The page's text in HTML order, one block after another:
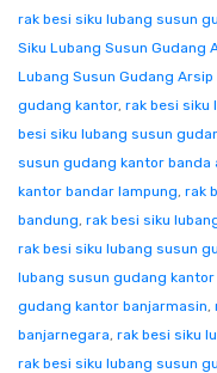
rak besi siku lubang susun
Siku Lubang Susun Gudang
Lubang Susun Gudang Arsip
gudang kantor, rak besi siku
besi siku lubang susun
susun gudang kantor banda
kantor bandar lampung, rak
bandung, rak besi siku
rak besi siku lubang susun
lubang susun gudang kantor
gudang kantor banjarmasin,
banjarnegara, rak besi siku
rak besi siku lubang susun